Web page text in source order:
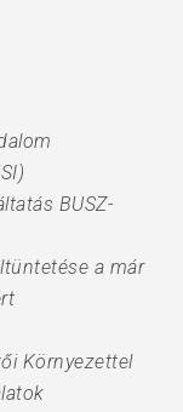
BUSZ-
a már
Környezettel